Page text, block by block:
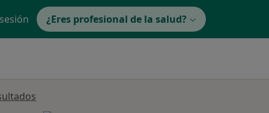
¿Eres profesional de la salud?